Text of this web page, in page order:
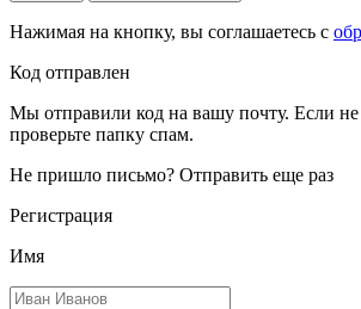
Нажимая на кнопку, вы соглашаетесь с
Код отправлен
Мы отправили код на вашу почту. Если
проверьте папку спам.
Не пришло письмо? Отправить еще раз
Регистрация
Имя